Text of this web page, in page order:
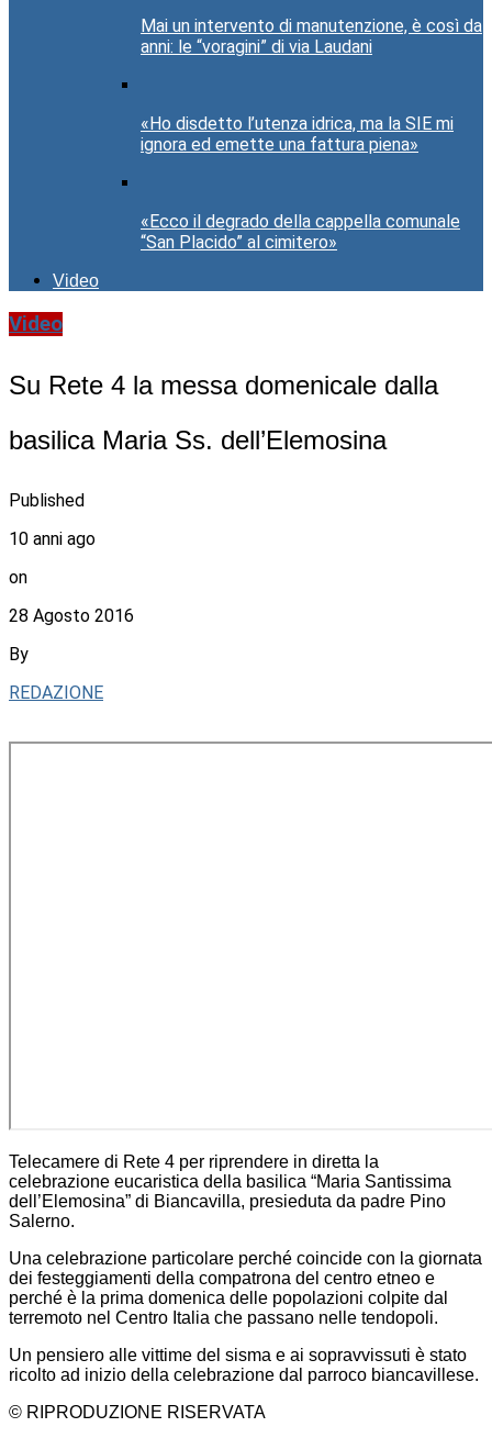
Mai un intervento di manutenzione, è così da
anni: le “voragini” di via Laudani
«Ho disdetto l’utenza idrica, ma la SIE mi
ignora ed emette una fattura piena»
«Ecco il degrado della cappella comunale
“San Placido” al cimitero»
Video
Video
Su Rete 4 la messa domenicale dalla
basilica Maria Ss. dell’Elemosina
Published
10 anni ago
on
28 Agosto 2016
By
REDAZIONE
Telecamere di Rete 4 per riprendere in diretta la
celebrazione eucaristica della basilica “Maria Santissima
dell’Elemosina” di Biancavilla, presieduta da padre Pino
Salerno.
Una celebrazione particolare perché coincide con la giornata
dei festeggiamenti della compatrona del centro etneo e
perché è la prima domenica delle popolazioni colpite dal
terremoto nel Centro Italia che passano nelle tendopoli.
Un pensiero alle vittime del sisma e ai sopravvissuti è stato
ricolto ad inizio della celebrazione dal parroco biancavillese.
© RIPRODUZIONE RISERVATA